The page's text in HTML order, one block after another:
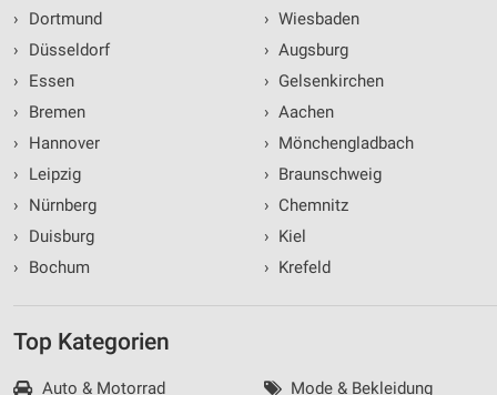
›
Dortmund
›
Düsseldorf
›
Essen
›
Bremen
›
Hannover
›
Leipzig
›
Nürnberg
›
Duisburg
›
Bochum
› Wiesbaden
› Augsburg
› Gelsenkirchen
› Aachen
› Mönchengladbach
› Braunschweig
› Chemnitz
› Kiel
› Krefeld
Top Kategorien
Auto & Motorrad
Mode & Bekleidung